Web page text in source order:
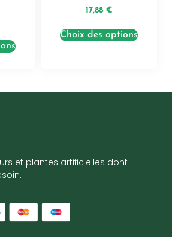
17,88 €
Choix des options
et plantes artificielles dont